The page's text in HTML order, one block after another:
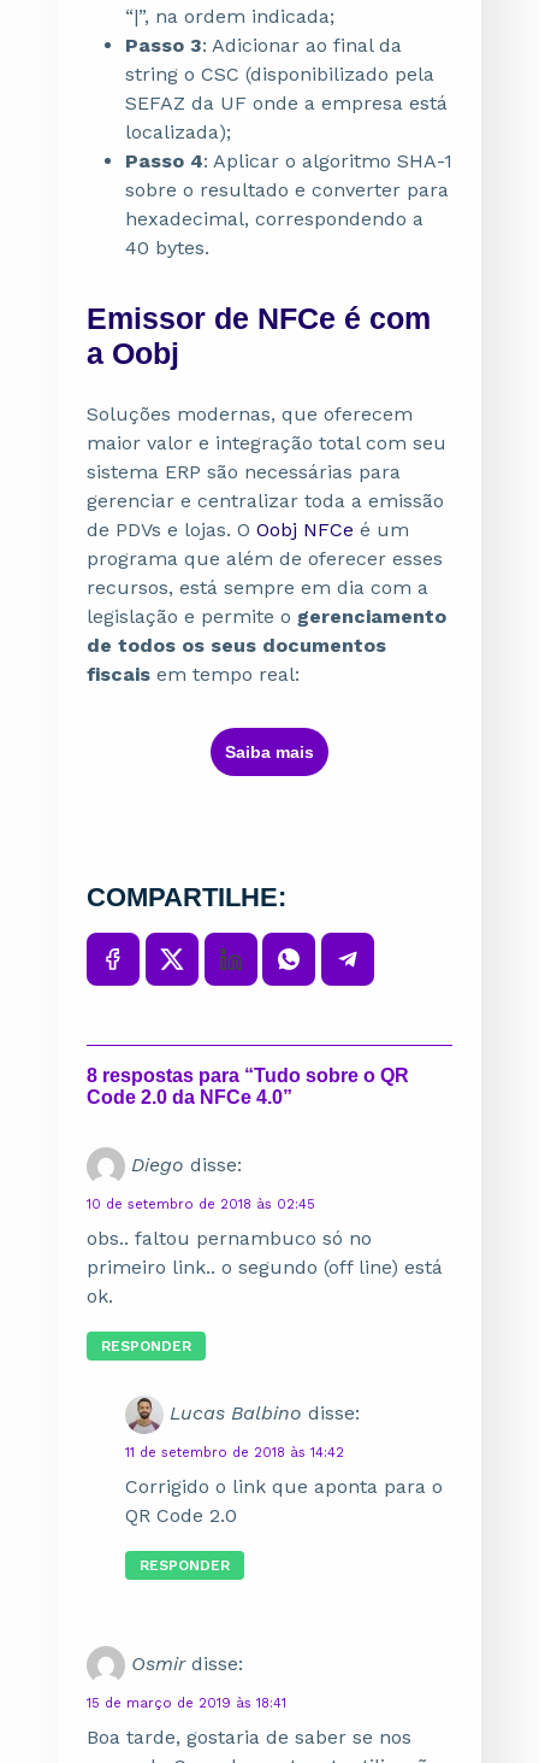
“|”, na ordem indicada;
Passo 3: Adicionar ao final da
string o CSC (disponibilizado pela
SEFAZ da UF onde a empresa está
localizada);
Passo 4: Aplicar o algoritmo SHA-1
sobre o resultado e converter para
hexadecimal, correspondendo a
40 bytes.
Emissor de NFCe é com
a Oobj
Soluções modernas, que oferecem
maior valor e integração total com seu
sistema ERP são necessárias para
gerenciar e centralizar toda a emissão
de PDVs e lojas. O Oobj NFCe é um
programa que além de oferecer esses
recursos, está sempre em dia com a
legislação e permite o gerenciamento
de todos os seus documentos
fiscais em tempo real:
ㅤSaiba maisㅤ
COMPARTILHE:
8 respostas para “Tudo sobre o QR
Code 2.0 da NFCe 4.0”
Diego disse:
10 de setembro de 2018 às 02:45
obs.. faltou pernambuco só no
primeiro link.. o segundo (off line) está
ok.
RESPONDER
Lucas Balbino disse:
11 de setembro de 2018 às 14:42
Corrigido o link que aponta para o
QR Code 2.0
RESPONDER
Osmir disse:
15 de março de 2019 às 18:41
Boa tarde, gostaria de saber se nos